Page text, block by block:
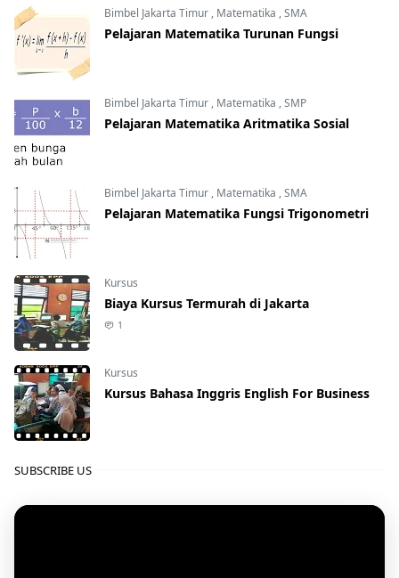
Bimbel Jakarta Timur , Matematika ,SMA
Pelajaran Matematika Turunan Fungsi
Bimbel Jakarta Timur , Matematika ,SMP
Pelajaran Matematika Aritmatika Sosial
Bimbel Jakarta Timur , Matematika ,SMA
Pelajaran Matematika Fungsi Trigonometri
Kursus
Biaya Kursus Termurah di Jakarta
1
Kursus
Kursus Bahasa Inggris English For Business
SUBSCRIBE US